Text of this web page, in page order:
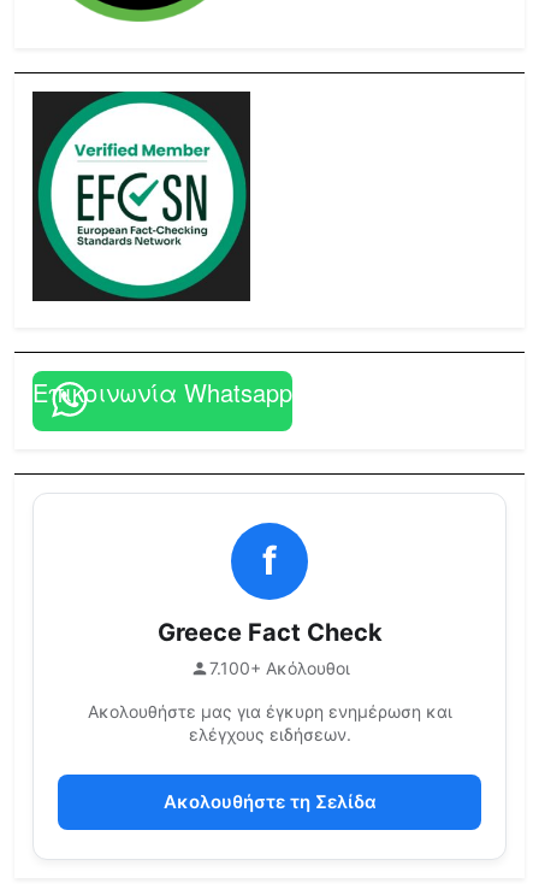
Επικοινωνία Whatsapp
f
Greece Fact Check
7.100+ Ακόλουθοι
Ακολουθήστε μας για έγκυρη ενημέρωση και
ελέγχους ειδήσεων.
Ακολουθήστε τη Σελίδα